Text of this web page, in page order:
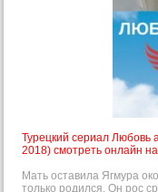
Турецкий сериал Любовь
2018) смотреть онлайн
Мать оставила Ягмура
только родился. Он рос